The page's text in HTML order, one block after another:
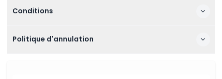
Conditions
Politique d'annulation